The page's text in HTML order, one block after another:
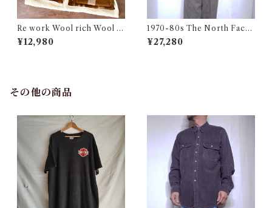
Re work Wool rich Wool B
oa Vest / リワーク ウールリ
ッチ ウール ボア ベスト 古着
¥12,980
1970-80s The North Face
Down Jacket Talon Navy /
茶タグ ノースフェイス ダウン
¥27,280
その他の商品